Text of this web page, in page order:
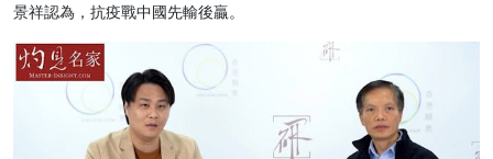
景祥認為，抗疫戰中國先輸後贏。